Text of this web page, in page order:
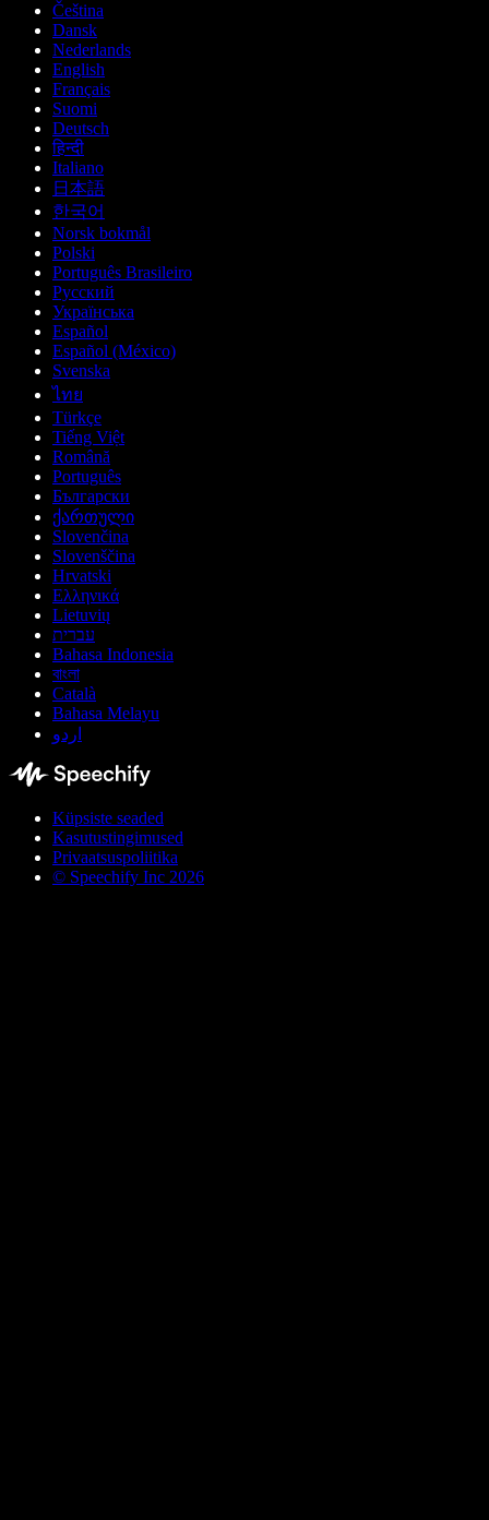
Čeština
Dansk
Nederlands
English
Français
Suomi
Deutsch
हिन्दी
Italiano
日本語
한국어
Norsk bokmål
Polski
Português Brasileiro
Русский
Українська
Español
Español (México)
Svenska
ไทย
Türkçe
Tiếng Việt
Română
Português
Български
ქართული
Slovenčina
Slovenščina
Hrvatski
Ελληνικά
Lietuvių
עברית
Bahasa Indonesia
বাংলা
Català
Bahasa Melayu
اردو
Küpsiste seaded
Kasutustingimused
Privaatsuspoliitika
© Speechify Inc 2026